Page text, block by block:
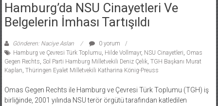
Hamburg’da NSU Cinayetleri Ve
Belgelerin İmhası Tartışıldı
Gönderen: Naciye Aslan
0 yorum
Hamburg ve Çevresi Türk Toplumu, Hilde Vollmayr, NSU Cinayetleri, Omas
Gegen Rechts, Sol Parti Hamburg Milletvekili Deniz Çelik, TGH Başkanı Murat
Kaplan, Thüringen Eyalet Milletvekili Katharina König-Preuss
Omas Gegen Rechts ile Hamburg ve Çevresi Türk Toplumu (TGH) iş
birliğinde, 2001 yılında NSU terör örgütü tarafından katledilen